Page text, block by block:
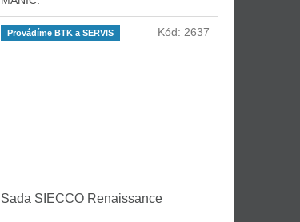
Provádíme BTK a SERVIS
Sada SIECCO Renaissance
Kód: 2637